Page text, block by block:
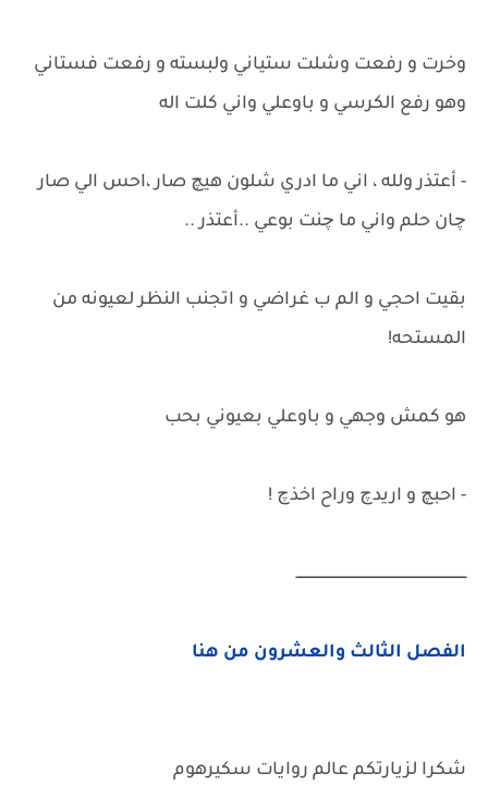
وخرت و رفعت وشلت ستياني ولبسته و رفعت فستاني
وهو رفع الكرسي و باوعلي واني كلت اله
- أعتذر ولله ، اني ما ادري شلون هيچ صار ،احس الي صار
چان حلم واني ما چنت بوعي ..أعتذر ..
بقيت احجي و الم ب غراضي و اتجنب النظر لعيونه من
المستحه!
هو كمش وجهي و باوعلي بعيوني بحب
- احبچ و اريدچ وراح اخذچ !
ــــــــــــــــــــــــــــــــــــــــــــــــــــــــــــــــــــــــــــــ
الفصل الثالث والعشرون من هنا
شكرا لزيارتكم عالم روايات سكيرهوم